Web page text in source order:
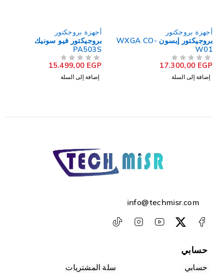
أجهزة بروجكتور
بروجيكتور إبسون WXGA CO-
W01
17.300,00EGP
إضافة إلى السلة
أجهزة بروجكتور
بروجيكتور فيو سونيك
PA503S
15.499,00EGP
إضافة إلى السلة
info@techmisr.com
حسابي
حسابي سلة المشتريات